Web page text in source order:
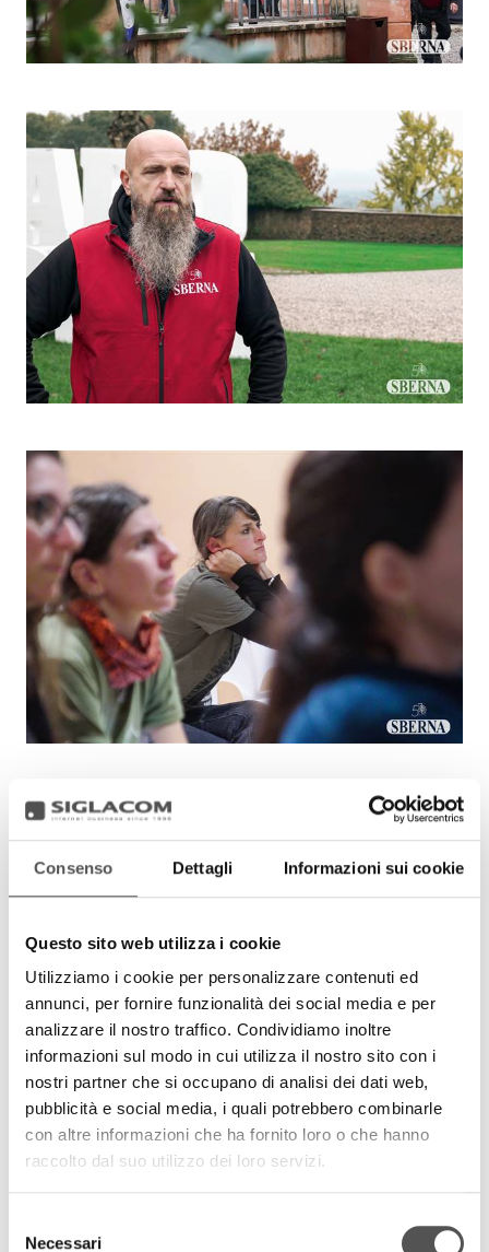
Consenso Dettagli Informazioni sui cookie
Questo sito web utilizza i cookie
Utilizziamo i cookie per personalizzare contenuti ed
annunci, per fornire funzionalità dei social media e per
analizzare il nostro traffico. Condividiamo inoltre
informazioni sul modo in cui utilizza il nostro sito con i
nostri partner che si occupano di analisi dei dati web,
pubblicità e social media, i quali potrebbero combinarle
con altre informazioni che ha fornito loro o che hanno
raccolto dal suo utilizzo dei loro servizi.
delNecessari